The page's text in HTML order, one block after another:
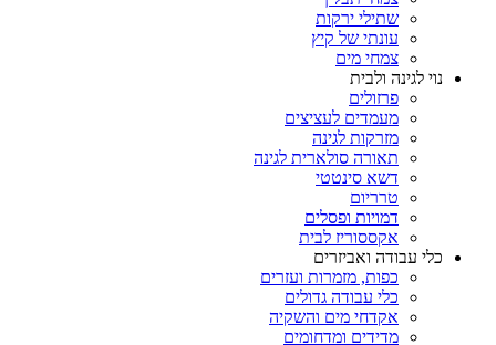
שתילי ירקות
עונתי של קיץ
צמחי מים
נוי לגינה ולבית
פרזולים
מעמדים לעציצים
מזרקות לגינה
תאורה סולארית לגינה
דשא סינטטי
טרריום
דמויות ופסלים
אקססוריז לבית
כלי עבודה ואביזרים
כפות, מזמרות ועזרים
כלי עבודה גדולים
אקדחי מים והשקיה
מדידים ומדחומים